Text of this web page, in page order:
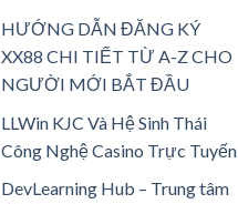
HƯỚNG DẪN ĐĂNG KÝ
XX88 CHI TIẾT TỪ A-Z CHO
NGƯỜI MỚI BẮT ĐẦU
LLWin KJC Và Hệ Sinh Thái
Công Nghệ Casino Trực Tuyến
DevLearning Hub – Trung tâm